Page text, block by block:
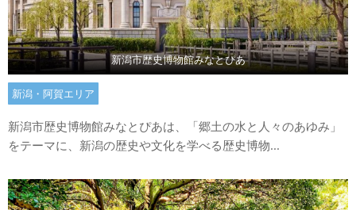
新潟市歴史博物館みなとぴあ
新潟・阿賀エリア
新潟市歴史博物館みなとぴあは、「郷土の水と人々のあゆみ」
をテーマに、新潟の歴史や文化を学べる歴史博物...